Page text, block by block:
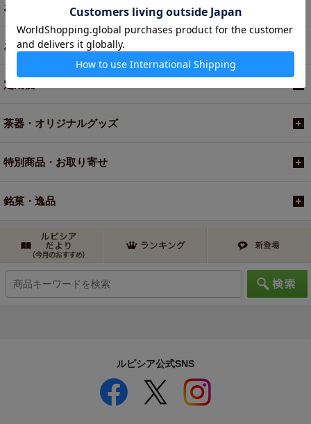
お菓子・食品・飲料
お買い得商品
定期便
茶器・オリジナルグッズ
特別商品・お取り寄せ
銘菓・逸品
ルピシア公式SNS